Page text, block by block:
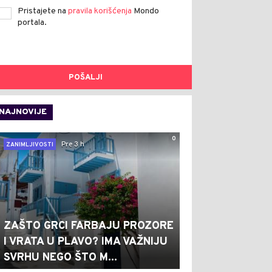
Pristajete na pravila korišćenja Mondo
portala.
POŠALJI
0
ZANIMLJIVOSTI
Pre 3 h
ZAŠTO GRCI FARBAJU PROZORE
I VRATA U PLAVO? IMA VAŽNIJU
SVRHU NEGO ŠTO M...